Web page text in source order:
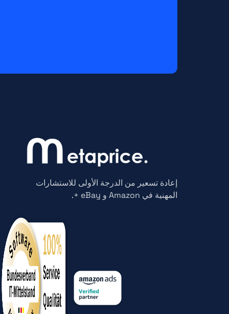
إعادة تسعير من الدرجة الأولى للاستشارات
المهنية في Amazon و eBay +.